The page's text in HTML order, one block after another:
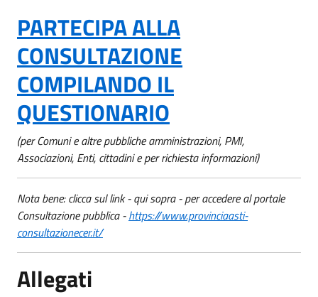
PARTECIPA ALLA
CONSULTAZIONE
COMPILANDO IL
QUESTIONARIO
(per Comuni e altre pubbliche amministrazioni, PMI,
Associazioni, Enti, cittadini e per richiesta informazioni)
Nota bene: clicca sul link - qui sopra - per accedere al portale
Consultazione pubblica -https://www.provinciaasti-
consultazionecer.it/
Allegati